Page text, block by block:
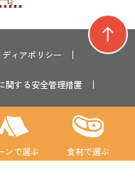
ンで選ぶ 食材で選ぶ
ィアポリシー
関する安全管理措置
ィ